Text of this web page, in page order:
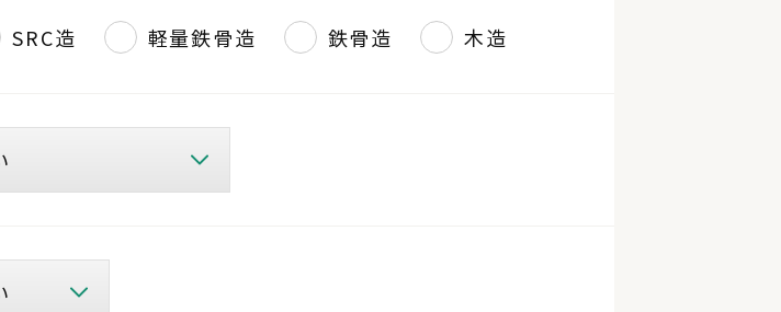
SRC造 軽量鉄骨造 鉄骨造 木造